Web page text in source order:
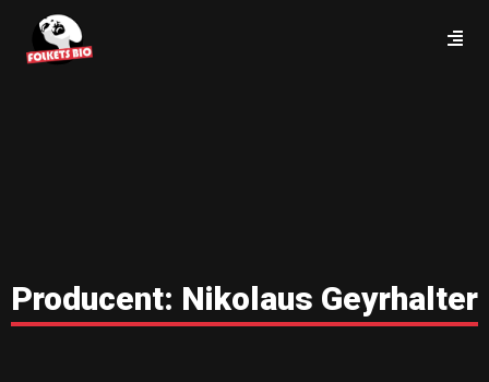
Producent: Nikolaus Geyrhalter